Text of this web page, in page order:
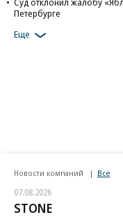
Петербурге
Еще
Новости компаний Все
07.08.2026
STONE